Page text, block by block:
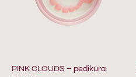
PINK CLOUDS – pedikúra